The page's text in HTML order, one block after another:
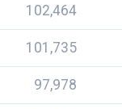
102,464
101,735
97,978